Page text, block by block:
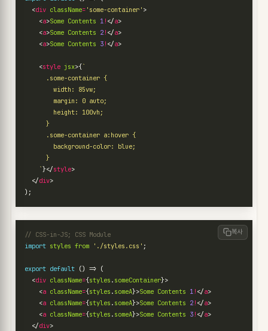
<div className= 'some-container' >
<a>Some Contents 1 ! </a>
<a>Some Contents 2 ! </a>
<a>Some Contents 3 ! </a>
<style jsx>{
    `
}</style>
</div>
);
import styles from './styles.css' ;
export default () => (
<div className={styles . someContainer}>
<a className={styles . someA}>Some Contents 1! </a>
<a className={styles . someA}>Some Contents 2! </a>
<a className={styles . someA}>Some Contents 3! </a>
</div>
복사